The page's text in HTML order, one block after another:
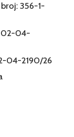
356-1-
02-04-
04-2190/26